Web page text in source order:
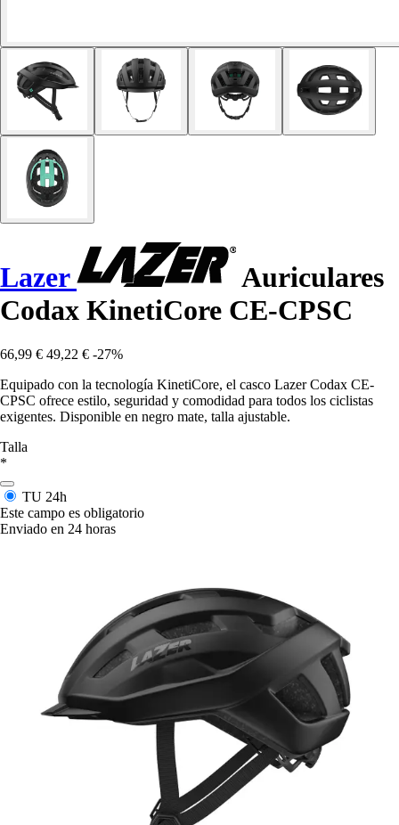
Lazer
Auriculares
Codax KinetiCore CE-CPSC
66,99 € 49,22 € -27%
Equipado con la tecnología KinetiCore, el casco Lazer Codax CE-
CPSC ofrece estilo, seguridad y comodidad para todos los ciclistas
exigentes. Disponible en negro mate, talla ajustable.
Talla
*
TU 24h
Este campo es obligatorio
Enviado en 24 horas